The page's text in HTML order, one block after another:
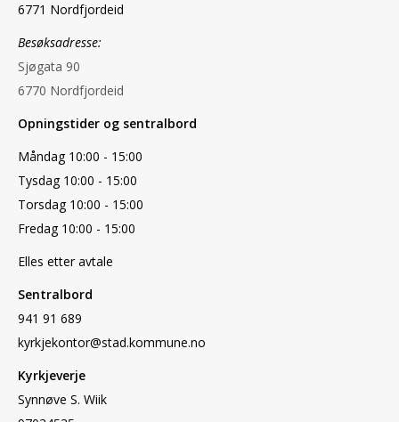
6771 Nordfjordeid
Besøksadresse:
Sjøgata 90
6770 Nordfjordeid
Opningstider og sentralbord
Måndag 10:00 - 15:00
Tysdag 10:00 - 15:00
Torsdag 10:00 - 15:00
Fredag 10:00 - 15:00
Elles etter avtale
Sentralbord
941 91 689
kyrkjekontor@stad.kommune.no
Kyrkjeverje
Synnøve S. Wiik